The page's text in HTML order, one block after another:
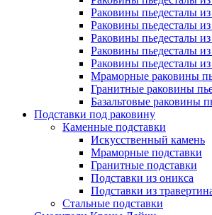
Раковины пьедесталы
Раковины пьедесталы
Раковины пьедесталы из
Раковины пьедесталы
Раковины пьедесталы из
Мраморные раковины
Гранитные раковины
Базальтовые раковины
Подставки под раковину
Каменные подставки
Искусственный камень
Мраморные подставки
Гранитные подставки
Подставки из оникса
Подставки из
Стальные подставки